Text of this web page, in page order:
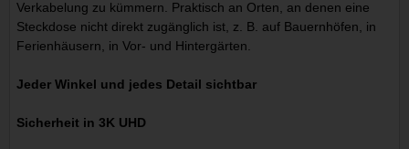
Verkabelung zu kümmern. Praktisch an Orten, an denen eine
Steckdose nicht direkt zugänglich ist, z. B. auf Bauernhöfen, in
Ferienhäusern, in Vor- und Hintergärten.
Jeder Winkel und jedes Detail sichtbar
Sicherheit in 3K UHD